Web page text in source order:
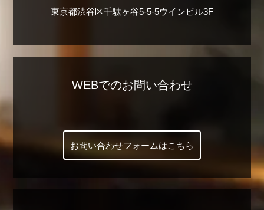
東京都渋谷区千駄ヶ谷5-5-5ウインビル3F
WEBでのお問い合わせ
お問い合わせフォームはこちら